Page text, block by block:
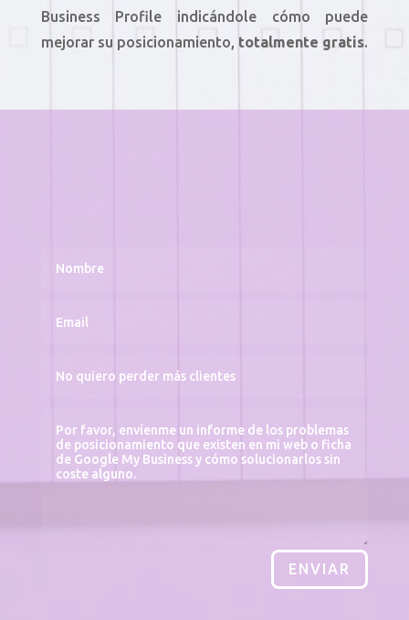
Business Profile indicándole cómo puede
mejorar su posicionamiento, totalmente gratis.
ENVIAR